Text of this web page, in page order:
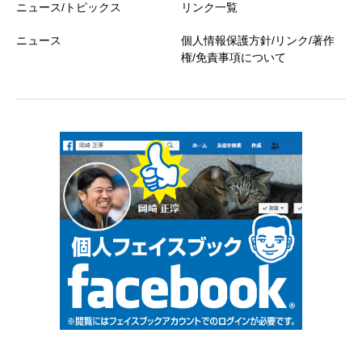
ニュース/トピックス
ニュース
リンク一覧
個人情報保護方針/リンク/著作
権/免責事項について